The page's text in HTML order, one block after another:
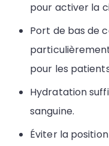
pour activer la
Port de bas de
pour les
Hydratation
sanguine.
Éviter la